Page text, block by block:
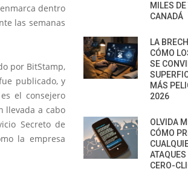
dentro
las semanas
por BitStamp,
publicado, y
el consejero
llevada a cabo
Secreto de
la empresa
MILES
CANADÁ
LA
CÓMO
SE
MÁS
2026
OLVIDA
CÓMO
CERO-